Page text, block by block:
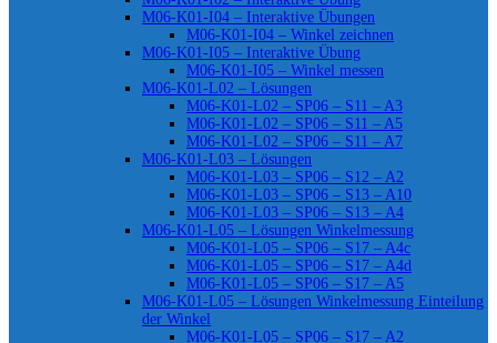
M06-K01-I04 – Interaktive Übungen
M06-K01-I04 – Winkel zeichnen
M06-K01-I05 – Interaktive Übung
M06-K01-I05 – Winkel messen
M06-K01-L02 – Lösungen
M06-K01-L02 – SP06 – S11 – A3
M06-K01-L02 – SP06 – S11 – A5
M06-K01-L02 – SP06 – S11 – A7
M06-K01-L03 – Lösungen
M06-K01-L03 – SP06 – S12 – A2
M06-K01-L03 – SP06 – S13 – A10
M06-K01-L03 – SP06 – S13 – A4
M06-K01-L05 – Lösungen Winkelmessung
M06-K01-L05 – SP06 – S17 – A4c
M06-K01-L05 – SP06 – S17 – A4d
M06-K01-L05 – SP06 – S17 – A5
M06-K01-L05 – Lösungen Winkelmessung Einteilung
der Winkel
M06-K01-L05 – SP06 – S17 – A2